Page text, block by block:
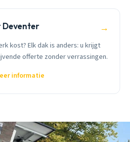
Deventer →
kost? Elk dak is anders: u krijgt
offerte zonder verrassingen.
informatie